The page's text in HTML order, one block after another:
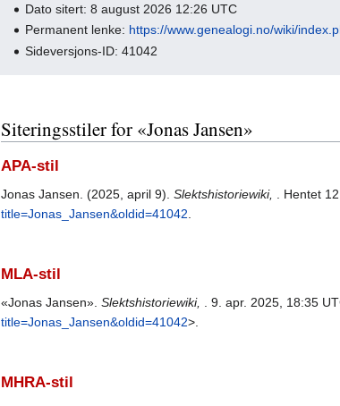
Dato sitert: 8 august 2026 12:26 UTC
Permanent lenke: https://www.genealogi.no/wiki/
Sideversjons-ID: 41042
Siteringsstiler for «Jonas Jansen»
APA-stil
Jonas Jansen. (2025, april 9). Slektshistoriewiki, . Hentet
title=Jonas_Jansen&oldid=41042
MLA-stil
«Jonas Jansen». Slektshistoriewiki, . 9. apr. 2025, 18:35
title=Jonas_Jansen&oldid=41042>.
MHRA-stil